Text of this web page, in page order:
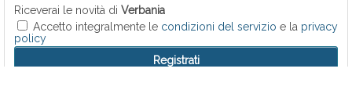
Riceverai le novità di Verbania
Accetto integralmente le condizioni del servizio e la privacy
policy